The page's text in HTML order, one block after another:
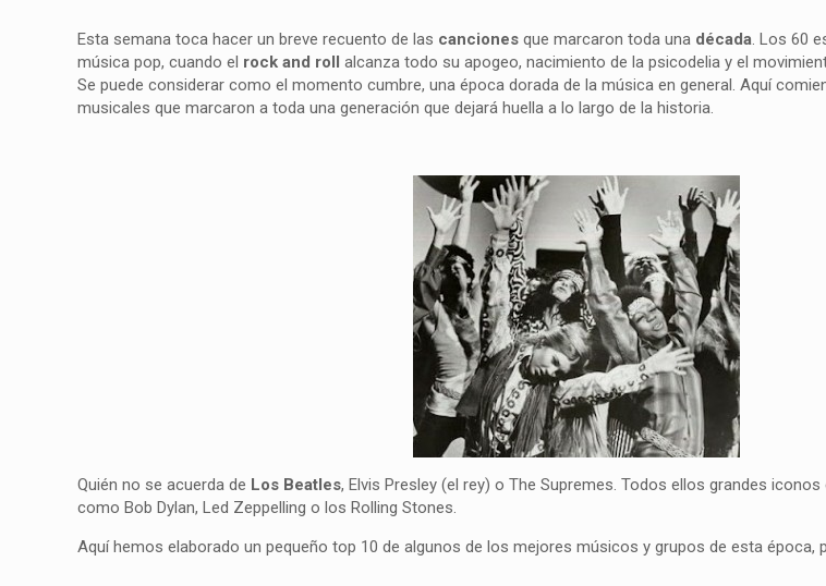
Esta semana toca hacer un breve recuento de las canciones que marcaron toda una década. Los 60
música pop, cuando el rock and roll alcanza todo su apogeo, nacimiento de la psicodelia y el
Se puede considerar como el momento cumbre, una época dorada de la música en general. Aquí
musicales que marcaron a toda una generación que dejará huella a lo largo de la historia.
Quién no se acuerda de Los Beatles, Elvis Presley (el rey) o The Supremes. Todos ellos grandes
como Bob Dylan, Led Zeppelling o los Rolling Stones.
Aquí hemos elaborado un pequeño top 10 de algunos de los mejores músicos y grupos de esta época,